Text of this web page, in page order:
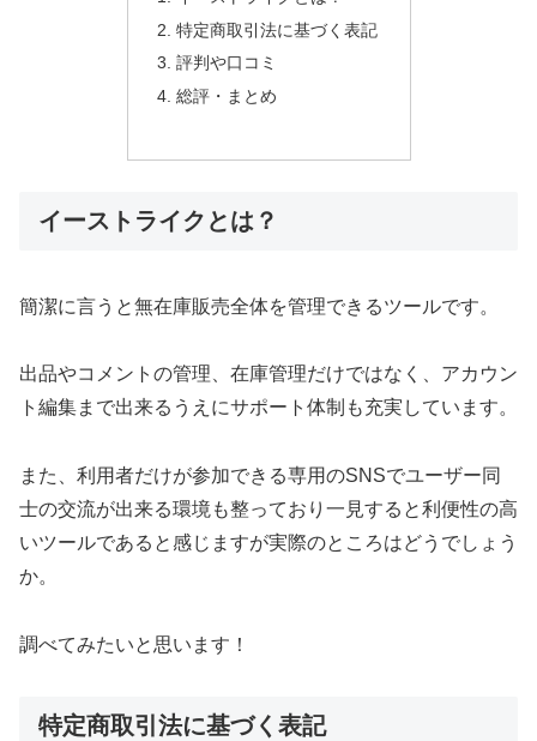
特定商取引法に基づく表記
評判や口コミ
総評・まとめ
イーストライクとは？
簡潔に言うと無在庫販売全体を管理できるツールです。
出品やコメントの管理、在庫管理だけではなく、アカウン
ト編集まで出来るうえにサポート体制も充実しています。
また、利用者だけが参加できる専用のSNSでユーザー同
士の交流が出来る環境も整っており一見すると利便性の高
いツールであると感じますが実際のところはどうでしょう
か。
調べてみたいと思います！
特定商取引法に基づく表記